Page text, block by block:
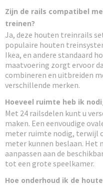
Zijn de rails compatibel
treinen?
Ja, deze houten treinrails
populaire houten
Ikea, en andere standaard
maatvoering zorgt ervoor
combineren en uitbreiden
verschillende merken.
Hoeveel ruimte heb ik
Met 24 railsdelen kunt u
maken. Een eenvoudige
meter ruimte nodig, terwijl
meter kunnen beslaan. Het
aanpassen aan de
tot een grote speelkamer.
Hoe onderhoud ik de